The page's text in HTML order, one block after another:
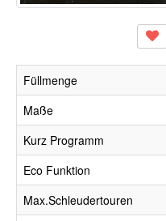
Füllmenge
Maße
Kurz Programm
Eco Funktion
Max.Schleudertouren